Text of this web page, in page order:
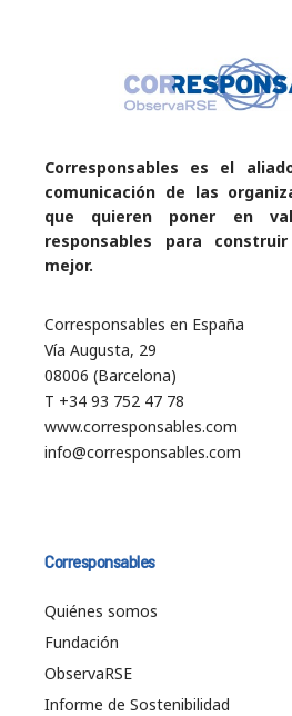
Corresponsables es el
comunicación de las
que quieren poner en
responsables para
mejor.
Corresponsables en España
Vía Augusta, 29
08006 (Barcelona)
T +34 93 752 47 78
www.corresponsables.com
info@corresponsables.com
Corresponsables
Quiénes somos
Fundación
ObservaRSE
Informe de Sostenibilidad